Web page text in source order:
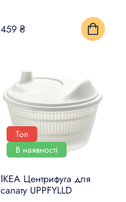
459 ₴
Топ
В наявності
ІКЕА Центрифуга для
салату UPPFYLLD